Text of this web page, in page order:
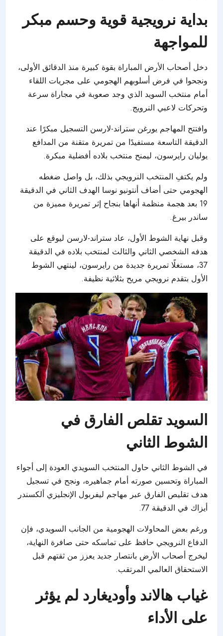
بداية نرويجية قوية وحسم مبكر
للمواجهة
دخل أصحاب الأرض المباراة بقوة كبيرة منذ الدقائق الأولى،
ونجحوا في فرض أسلوبهم الهجومي على مجريات اللقاء
أمام منتخب السويد الذي وجد صعوبة في مجاراة سرعة
وتحركات لاعبي النرويج.
وافتتح المهاجم يورغن ستراند-لارسن التسجيل مبكرًا عند
الدقيقة التاسعة مستفيدًا من تمريرة متقنة من المدافع
يوليان رايرسون، ليمنح منتخب بلاده أفضلية مبكرة.
ولم يكتفِ المنتخب النرويجي بذلك، بل واصل ضغطه
الهجومي حتى أضاف أنتونيو نوسا الهدف الثاني في الدقيقة
19 بعد هجمة منظمة أنهاها بنجاح إثر تمريرة مميزة من
ساندر بيرغ.
وقبل نهاية الشوط الأول، عاد ستراند-لارسن ليوقع على
هدفه الشخصي الثاني والثالث لمنتخب بلاده في الدقيقة
37، مستغلًا تمريرة جديدة من رايرسون، لينتهي الشوط
الأول بتقدم نرويجي مريح بثلاثية نظيفة.
السويد تقلص الفارق في
الشوط الثاني
في الشوط الثاني حاول المنتخب السويدي العودة إلى أجواء
المباراة وتحسين صورته أمام جماهيره، ونجح في تسجيل
هدف تقليص الفارق عبر مهاجم ليفربول الإنجليزي ألكسندر
أيزاك في الدقيقة 77.
ورغم بعض المحاولات الهجومية من الجانب السويدي، فإن
الدفاع النرويجي حافظ على تماسكه حتى صافرة النهاية،
ليخرج أصحاب الأرض بانتصار جديد يعزز من ثقتهم قبل
الاستحقاق العالمي المرتقب.
غياب هالاند وأوديغارد لم يؤثر
على الأداء